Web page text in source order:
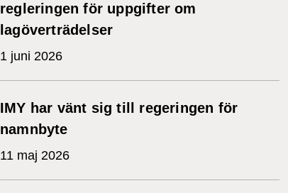
regleringen för uppgifter om
lagöverträdelser
1 juni 2026
IMY har vänt sig till regeringen för
namnbyte
11 maj 2026